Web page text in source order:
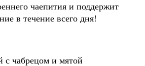
чаепития и поддержит
в течение всего дня!
с чабрецом и мятой